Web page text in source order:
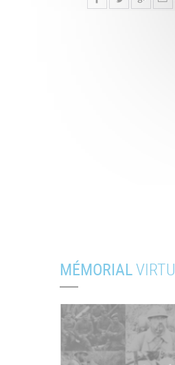
MÉMORIAL